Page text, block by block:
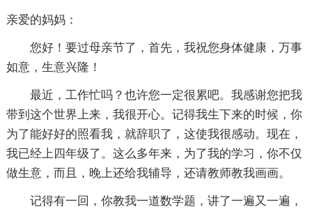
亲爱的妈妈：
您好！要过母亲节了，首先，我祝您身体健康，万事
如意，生意兴隆！
最近，工作忙吗？也许您一定很累吧。我感谢您把我
带到这个世界上来，我很开心。记得我生下来的时候，你
为了能好好的照看我，就辞职了，这使我很感动。现在，
我已经上四年级了。这么多年来，为了我的学习，你不仅
做生意，而且，晚上还给我辅导，还请教师教我画画。
记得有一回，你教我一道数学题，讲了一遍又一遍，